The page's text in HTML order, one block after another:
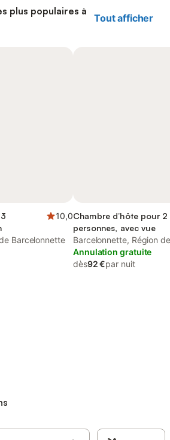
plus populaires à
Tout afficher
10,0
Barcelonnette
Chambre d’hôte pour 2
personnes, avec vue
Barcelonnette, Région
Annulation gratuite
dès92 €par nuit